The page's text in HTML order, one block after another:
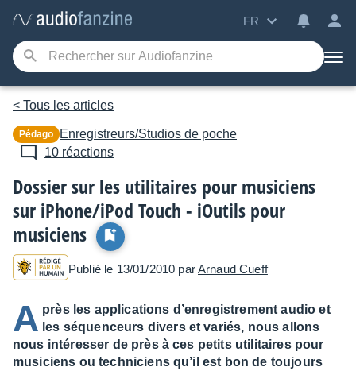
FR
< Tous les articles
Pédago
Enregistreurs/Studios de poche
10 réactions
Dossier sur les utilitaires pour musiciens
sur iPhone/iPod Touch - iOutils pour
musiciens
Publié le 13/01/2010 parArnaud Cueff
A près les applications d’enregistrement audio et
les séquenceurs divers et variés, nous allons
nous intéresser de près à ces petits utilitaires pour
musiciens ou techniciens qu’il est bon de toujours